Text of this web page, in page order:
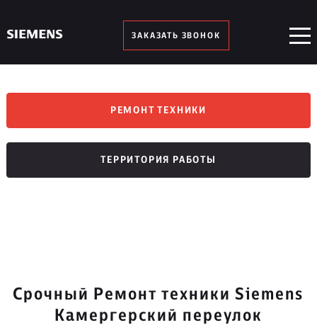
ЗАКАЗАТЬ ЗВОНОК
РЕМОНТ ТЕХНИКИ
ТЕРРИТОРИЯ РАБОТЫ
Срочный Ремонт техники Siemens
Камергерский переулок